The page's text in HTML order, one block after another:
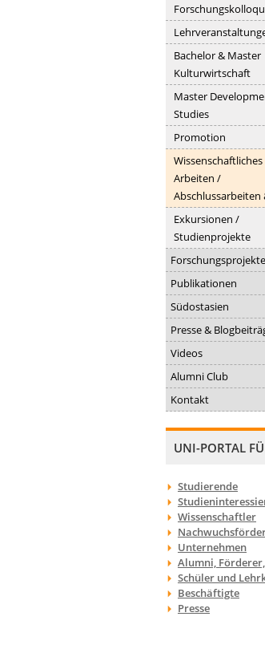
Bachelor & Master
Kulturwirtschaft
Master
Studies
Promotion
Wissenschaftliches
Arbeiten /
Abschlussarbeiten
Exkursionen /
Studienprojekte
Forschungsprojekte
Publikationen
Südostasien
Presse &
Videos
Alumni Club
Kontakt
UNI-PORTAL
Studierende
Wissenschaftler
Unternehmen
Alumni,
Schüler und
Beschäftigte
Presse